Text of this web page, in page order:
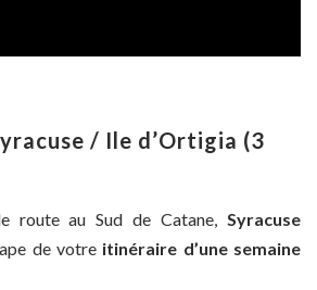
/ Ile d’Ortigia (3
route au Sud de Catane, Syracuse
de votre itinéraire d’une semaine